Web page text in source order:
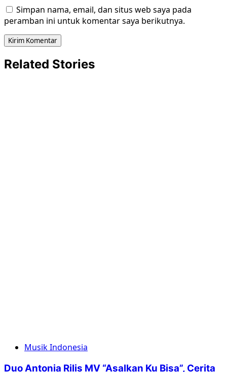
Simpan nama, email, dan situs web saya pada
peramban ini untuk komentar saya berikutnya.
Related Stories
Musik Indonesia
Duo Antonia Rilis MV “Asalkan Ku Bisa”, Cerita